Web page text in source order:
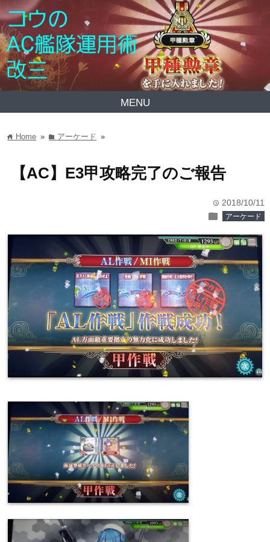
MENU
home Home » folder アーケード »
【AC】E3甲攻略完了のご報告
time 2018/10/11
folder アーケード